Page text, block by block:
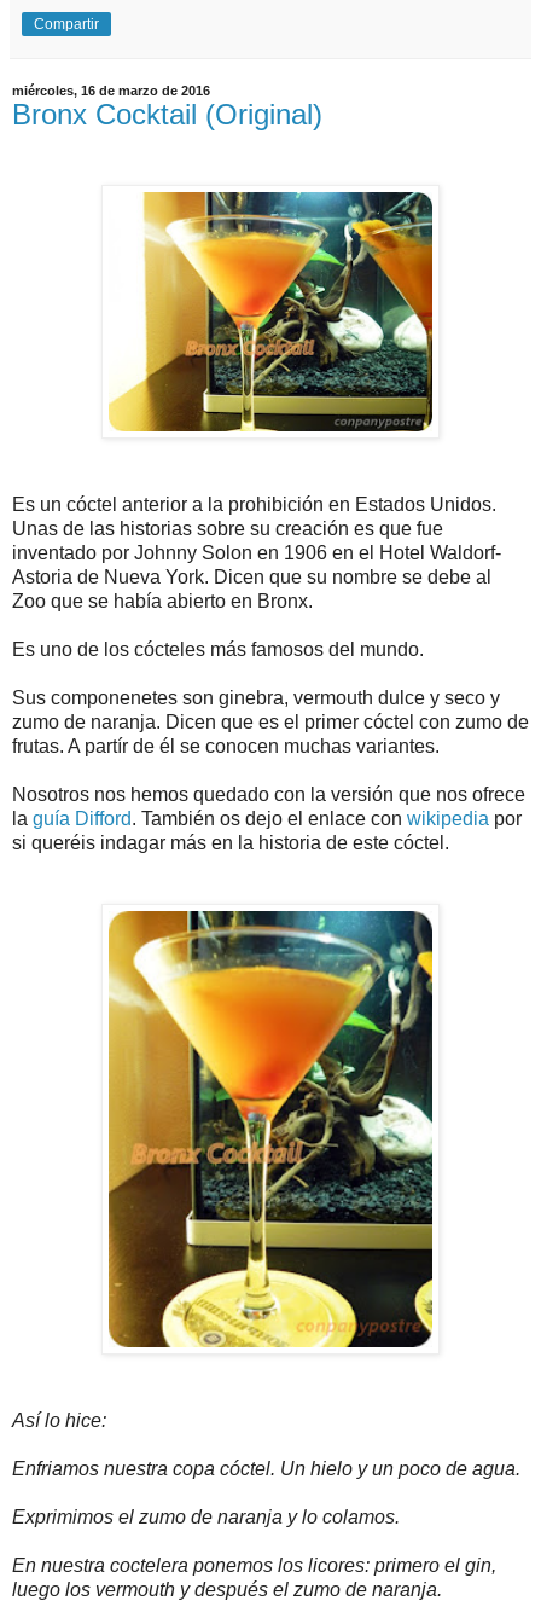
Compartir
miércoles, 16 de marzo de 2016
Bronx Cocktail (Original)
Es un cóctel anterior a la prohibición en Estados Unidos.
Unas de las historias sobre su creación es que fue
inventado por Johnny Solon en 1906 en el Hotel Waldorf-
Astoria de Nueva York. Dicen que su nombre se debe al
Zoo que se había abierto en Bronx.
Es uno de los cócteles más famosos del mundo.
Sus componenetes son ginebra, vermouth dulce y seco y
zumo de naranja. Dicen que es el primer cóctel con zumo de
frutas. A partír de él se conocen muchas variantes.
Nosotros nos hemos quedado con la versión que nos ofrece
la guía Difford. También os dejo el enlace con wikipedia por
si queréis indagar más en la historia de este cóctel.
Así lo hice:
Enfriamos nuestra copa cóctel. Un hielo y un poco de agua.
Exprimimos el zumo de naranja y lo colamos.
En nuestra coctelera ponemos los licores: primero el gin,
luego los vermouth y después el zumo de naranja.